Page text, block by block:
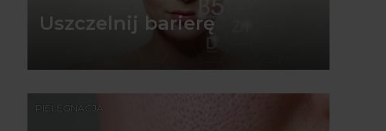
Uszczelnij barierę
PIELĘGNACJA